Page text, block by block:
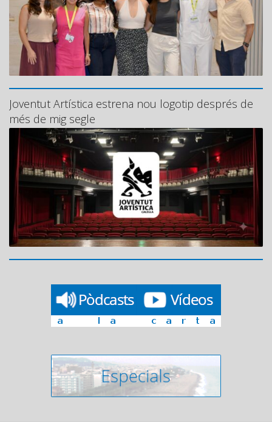
Joventut Artística estrena nou logotip després de
més de mig segle